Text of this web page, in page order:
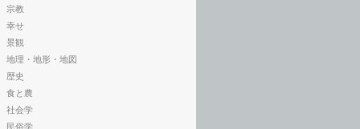
宗教
幸せ
景観
地理・地形・地図
歴史
食と農
社会学
民俗学